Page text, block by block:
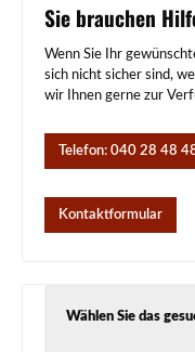
Sie brauchen
Wenn Sie Ihr
sich nicht sicher sind,
wir Ihnen gerne zur
Telefon: 040 28 48
Kontaktformular
Wählen Sie das